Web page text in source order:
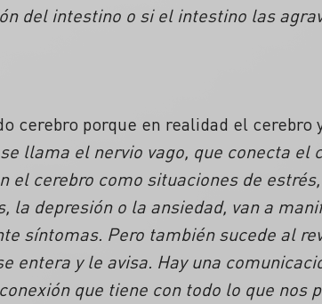
del intestino o si el intestino las
cerebro porque en realidad el cerebro
llama el nervio vago, que conecta el
el cerebro como situaciones de
la depresión o la ansiedad, van a
síntomas. Pero también sucede al
entera y le avisa. Hay una
que tiene con todo lo que nos